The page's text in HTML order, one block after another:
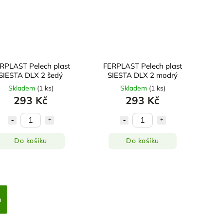
Pelech plast
DLX 2 šedý
Skladem (1 ks)
293 Kč
Do košíku
FERPLAST Pelech plast
SIESTA DLX 2 modrý
Skladem (1 ks)
293 Kč
Do košíku